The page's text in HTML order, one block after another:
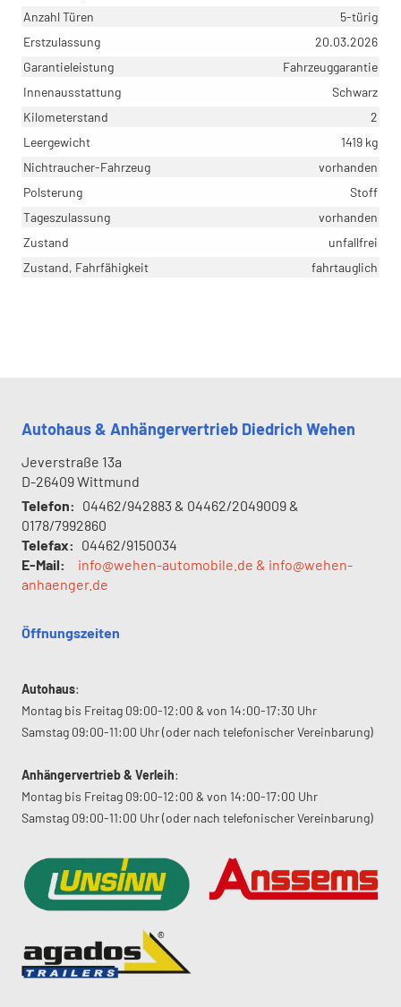
Anzahl Türen
5-türig
Erstzulassung
20.03.2026
Garantieleistung
Fahrzeuggarantie
Innenausstattung
Schwarz
Kilometerstand
2
Leergewicht
1419 kg
Nichtraucher-Fahrzeug
vorhanden
Polsterung
Stoff
Tageszulassung
vorhanden
Zustand
unfallfrei
Zustand, Fahrfähigkeit
fahrtauglich
Autohaus & Anhängervertrieb Diedrich Wehen
Jeverstraße 13a
D-26409Wittmund
Telefon: 04462/942883 & 04462/2049009 &
0178/7992860
Telefax: 04462/9150034
E-Mail:
info@wehen-automobile.de & info@wehen-
anhaenger.de
Öffnungszeiten
Autohaus:
Montag bis Freitag 09:00-12:00 & von 14:00-17:30 Uhr
Samstag 09:00-11:00 Uhr (oder nach telefonischer Vereinbarung)
Anhängervertrieb & Verleih:
Montag bis Freitag 09:00-12:00 & von 14:00-17:00 Uhr
Samstag 09:00-11:00 Uhr (oder nach telefonischer Vereinbarung)